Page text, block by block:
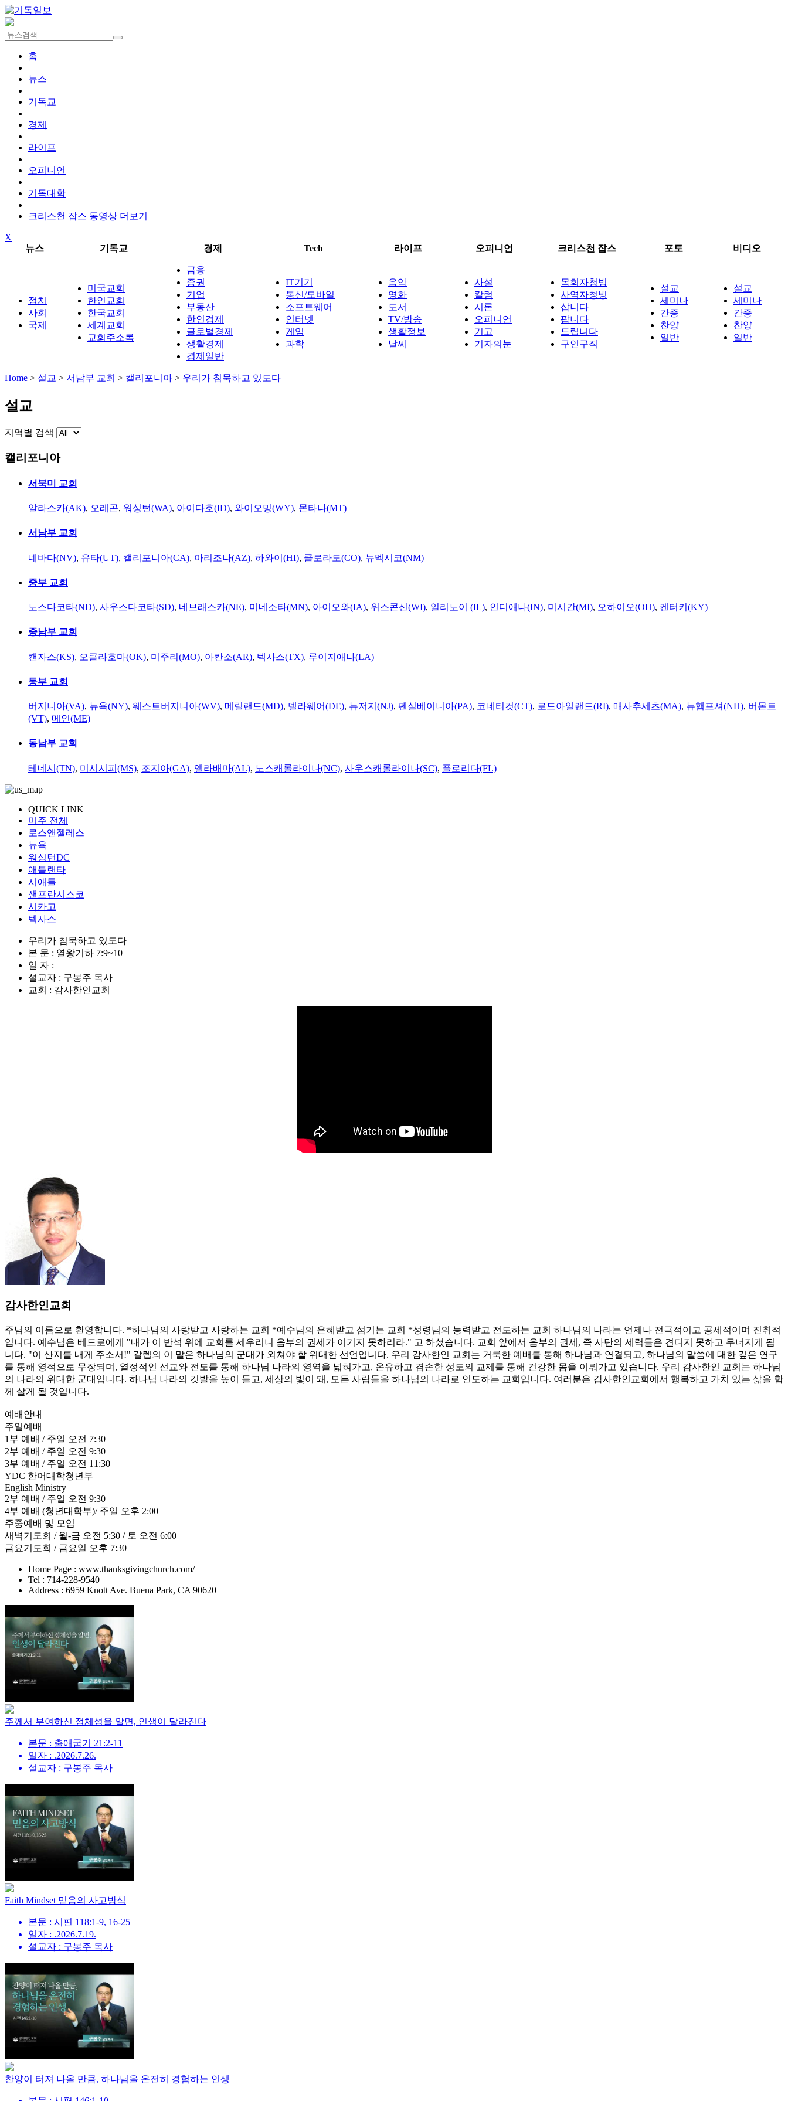
홈
뉴스
기독교
경제
라이프
오피니언
기독대학
크리스천 잡스 동영상 더보기
X
뉴스
기독교 경제 Tech 라이프 오피니언 크리스천 잡스 포토 비디오
정치
사회
국제
미국교회
한인교회
한국교회
세계교회
교회주소록
금융
증권
기업
부동산
한인경제
글로벌경제
생활경제
경제일반
IT기기
통신/모바일
소프트웨어
인터넷
게임
과학
음악
영화
도서
TV/방송
생활정보
날씨
사설
칼럼
시론
오피니언
기고
기자의눈
목회자청빙
사역자청빙
삽니다
팝니다
드립니다
구인구직
설교
세미나
간증
찬양
일반
설교
세미나
간증
찬양
일반
Home > 설교 > 서남부 교회 > 캘리포니아 > 우리가 침묵하고 있도다
설교
지역별 검색
캘리포니아
서북미 교회
알라스카(AK), 오레곤, 워싱턴(WA), 아이다호(ID), 와이오밍(WY), 몬타나(MT)
서남부 교회
네바다(NV), 유타(UT), 캘리포니아(CA), 아리조나(AZ), 하와이(HI), 콜로라도(CO), 뉴멕시코(NM)
중부 교회
노스다코타(ND), 사우스다코타(SD), 네브래스카(NE), 미네소타(MN), 아이오와(IA), 위스콘신(WI), 일리노이 (IL), 인디애나(IN), 미시간(MI), 오하이오(OH), 켄터키(KY)
중남부 교회
캔자스(KS), 오클라호마(OK), 미주리(MO), 아칸소(AR), 텍사스(TX), 루이지애나(LA)
동부 교회
버지니아(VA), 뉴욕(NY), 웨스트버지니아(WV), 메릴랜드(MD), 델라웨어(DE), 뉴저지(NJ), 펜실베이니아(PA), 코네티컷(CT), 로드아일랜드(RI), 매사추세츠(MA), 뉴햄프셔(NH), 버몬트
(VT), 메인(ME)
동남부 교회
테네시(TN), 미시시피(MS), 조지아(GA), 앨라배마(AL), 노스캐롤라이나(NC), 사우스캐롤라이나(SC), 플로리다(FL)
QUICK LINK
미주 전체
로스앤젤레스
뉴욕
워싱턴DC
애틀랜타
시애틀
샌프란시스코
시카고
텍사스
우리가 침묵하고 있도다
본 문 : 열왕기하 7:9~10
일 자 :
설교자 : 구봉주 목사
교회 : 감사한인교회
감사한인교회
주님의 이름으로 환영합니다. *하나님의 사랑받고 사랑하는 교회 *예수님의 은혜받고 섬기는 교회 *성령님의 능력받고 전도하는 교회 하나님의 나라는 언제나 전극적이고 공세적이며 진취적
입니다. 예수님은 베드로에게 "내가 이 반석 위에 교회를 세우리니 음부의 권세가 이기지 못하리라." 고 하셨습니다. 교회 앞에서 음부의 권세, 즉 사탄의 세력들은 견디지 못하고 무너지게 됩
니다. "이 산지를 내게 주소서!" 갈렙의 이 말은 하나님의 군대가 외쳐야 할 위대한 선언입니다. 우리 감사한인 교회는 거룩한 예배를 통해 하나님과 연결되고, 하나님의 말씀에 대한 깊은 연구
를 통해 영적으로 무장되며, 열정적인 선교와 전도를 통해 하나님 나라의 영역을 넓혀가고, 온유하고 겸손한 성도의 교제를 통해 건강한 몸을 이뤄가고 있습니다. 우리 감사한인 교회는 하나님
의 나라의 위대한 군대입니다. 하나님 나라의 깃발을 높이 들고, 세상의 빛이 돼, 모든 사람들을 하나님의 나라로 인도하는 교회입니다. 여러분은 감사한인교회에서 행복하고 가치 있는 삶을 함
께 살게 될 것입니다.
예배안내
주일예배
1부 예배 / 주일 오전 7:30
2부 예배 / 주일 오전 9:30
3부 예배 / 주일 오전 11:30
YDC 한어대학청년부
English Ministry
2부 예배 / 주일 오전 9:30
4부 예배 (청년대학부)/ 주일 오후 2:00
주중예배 및 모임
새벽기도회 / 월-금 오전 5:30 / 토 오전 6:00
금요기도회 / 금요일 오후 7:30
Home Page : www.thanksgivingchurch.com/
Tel : 714-228-9540
Address : 6959 Knott Ave. Buena Park, CA 90620
주께서 부여하신 정체성을 알면, 인생이 달라진다
본문 : 출애굽기 21:2-11
일자 : .2026.7.26.
설교자 : 구봉주 목사
Faith Mindset 믿음의 사고방식
본문 : 시편 118:1-9, 16-25
일자 : .2026.7.19.
설교자 : 구봉주 목사
찬양이 터져 나올 만큼, 하나님을 온전히 경험하는 인생